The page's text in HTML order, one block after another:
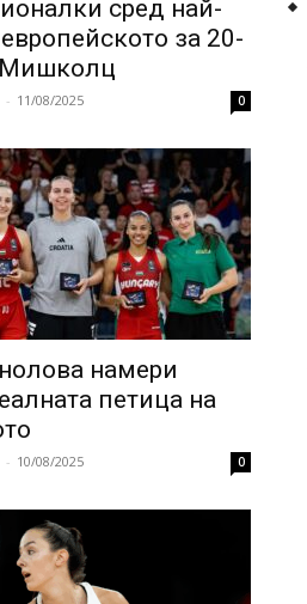
сред най-
за 20-
- 11/08/2025 0
намери
петица на
- 10/08/2025 0